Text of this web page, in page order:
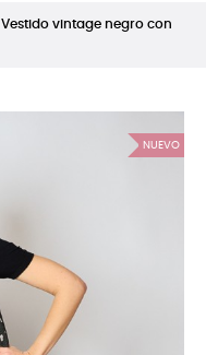
Vestido vintage negro con
NUEVO